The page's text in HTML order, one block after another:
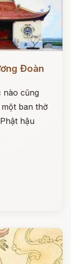
Đoàn
nào cũng
ban thờ
hậu